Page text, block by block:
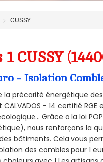
CUSSY
CUSSY
- Isolation
précarité énergétique
- 14 certifié
Grâce a la loi
nous renforçons la
bâtiments. Cela vous
des combles pour 1